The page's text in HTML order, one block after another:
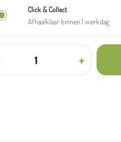
Click & Collect
Afhaalklaar binnen 1 werkdag
+